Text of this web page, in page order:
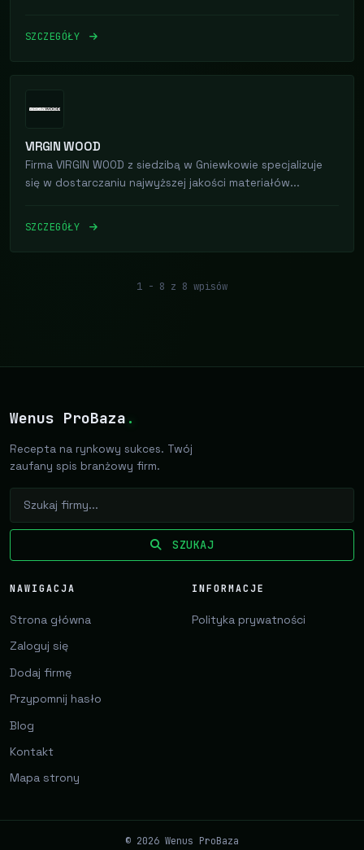
SZCZEGÓŁY
VIRGIN WOOD
Firma VIRGIN WOOD z siedzibą w Gniewkowie specjalizuje
się w dostarczaniu najwyższej jakości materiałów...
SZCZEGÓŁY
1 - 8 z 8 wpisów
Wenus ProBaza .
Recepta na rynkowy sukces. Twój
zaufany spis branżowy firm.
SZUKAJ
NAWIGACJA
Strona główna
Zaloguj się
Dodaj firmę
Przypomnij hasło
Blog
Kontakt
Mapa strony
INFORMACJE
Polityka prywatności
© 2026 Wenus ProBaza